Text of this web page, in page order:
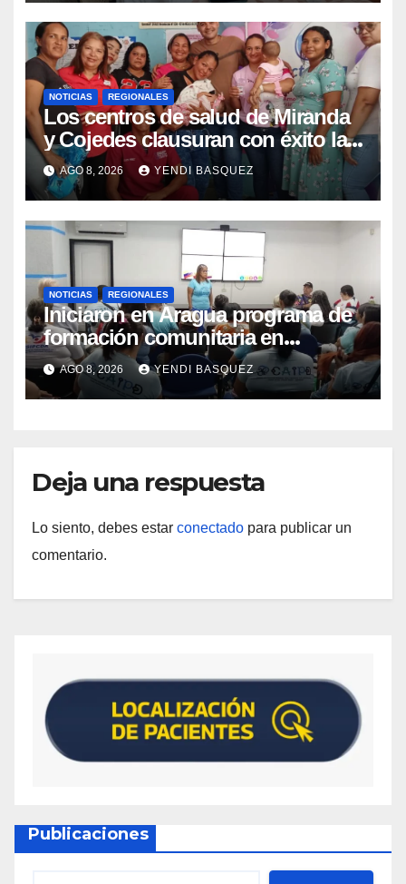
NOTICIAS REGIONALES
Los centros de salud de Miranda
y Cojedes clausuran con éxito la
Semana Mundial de la Lactancia
Materna
AGO 8, 2026 YENDI BASQUEZ
NOTICIAS REGIONALES
Iniciaron en Aragua programa de
formación comunitaria en
atención a personas con
discapacidad
AGO 8, 2026 YENDI BASQUEZ
Deja una respuesta
Lo siento, debes estar conectado para publicar un
comentario.
Publicaciones